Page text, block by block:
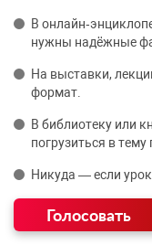
В
нужны надёжные
На выставки,
формат.
В библиотеку или
погрузиться в тему
Никуда — если